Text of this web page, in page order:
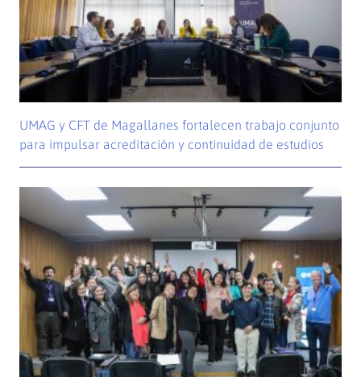
UMAG y CFT de Magallanes fortalecen trabajo conjunto
para impulsar acreditación y continuidad de estudios